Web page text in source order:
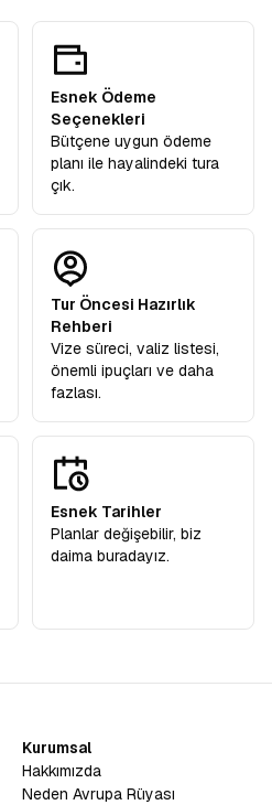
Esnek Ödeme
Seçenekleri
Bütçene uygun ödeme
planı ile hayalindeki tura
çık.
Tur Öncesi Hazırlık
Rehberi
Vize süreci, valiz listesi,
önemli ipuçları ve daha
fazlası.
Esnek Tarihler
Planlar değişebilir, biz
daima buradayız.
Kurumsal
Hakkımızda
Neden Avrupa Rüyası